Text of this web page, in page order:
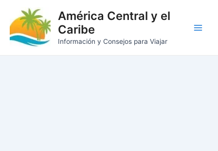
contenido
América Central y el
Caribe
Información y Consejos para Viajar